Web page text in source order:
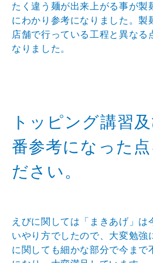
たく違う麺が出来上がる事が製
にわかり参考になりました。製
店舗で行っている工程と異なる
なりました。
トッピング講習
番参考になった点
ださい。
えびに関しては「まきあげ」は
いやり方でしたので、大変勉強
に関しても細かな部分で今まで